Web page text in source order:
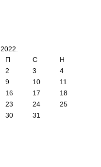
П С
Н
2 3
4
9 10
11
16 17
18
23 24
25
30
31